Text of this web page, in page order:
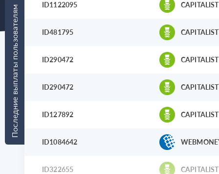
Последние выплаты пользователям ID1122095 CAPITALIST
ID481795 CAPITALIST
ID290472 CAPITALIST
ID290472 CAPITALIST
ID127892 CAPITALIST
ID1084642
ID322655 CAPITALIST